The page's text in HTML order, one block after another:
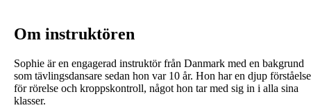
Om instruktören
Sophie är en engagerad instruktör från Danmark med en bakgrund
som tävlingsdansare sedan hon var 10 år. Hon har en djup förståelse
för rörelse och kroppskontroll, något hon tar med sig in i alla sina
klasser.